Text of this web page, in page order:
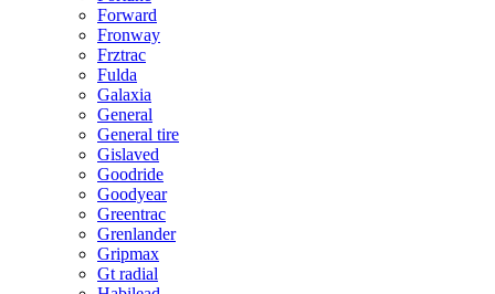
Forward
Fronway
Frztrac
Fulda
Galaxia
General
General tire
Gislaved
Goodride
Goodyear
Greentrac
Grenlander
Gripmax
Gt radial